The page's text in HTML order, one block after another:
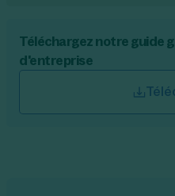
Téléchargez notre guide
d'entreprise